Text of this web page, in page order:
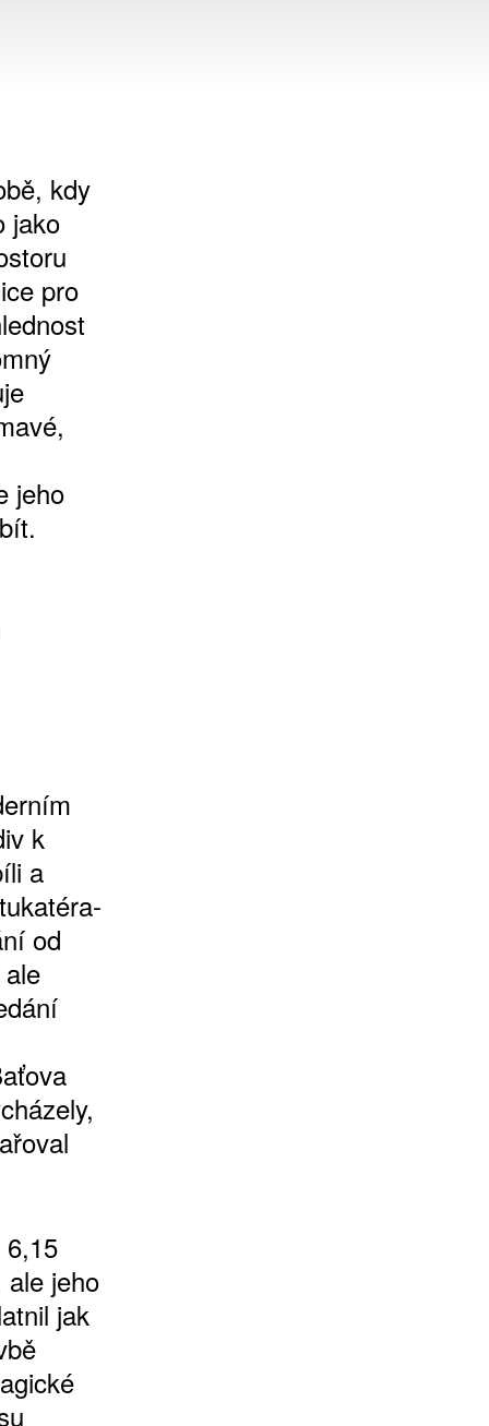
kdy
jako
pro
jeho
k
a
od
jeho
jak